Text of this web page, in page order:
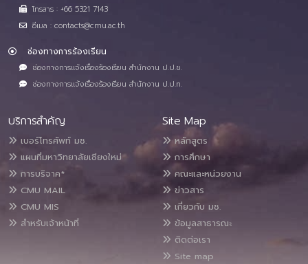
โทรสาร : +66 5321 7143
อีเมล : contacts@cmu.ac.th
ช่องทางการร้องเรียน
ช่องทางการแจ้งเรื่องร้องเรียน สำนักงาน ป.ป.ช.
ช่องทางการแจ้งเรื่องร้องเรียน สำนักงาน ป.ป.ท.
บริการสำคัญ
เบอร์โทรศัพท์ มช.
แผนที่มหาวิทยาลัยเชียงใหม่
การบริจาค*
CMU MAIL
CMU MIS
สำหรับเจ้าหน้าที่
Site Map
หลักสูตร
การศึกษา
คณะและหน่วยงาน
ข่าวสาร
เกี่ยวกับ มช.
ข้อมูลสาธารณะ
ติดต่อเรา
Site map